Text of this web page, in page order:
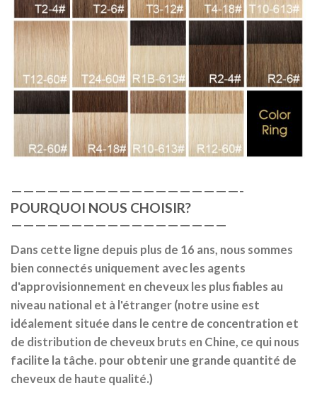
———————————————————-
POURQUOI NOUS CHOISIR?
——————————————————
Dans cette ligne depuis plus de 16 ans, nous sommes
bien connectés uniquement avec les agents
d'approvisionnement en cheveux les plus fiables au
niveau national et à l'étranger (notre usine est
idéalement située dans le centre de concentration et
de distribution de cheveux bruts en Chine, ce qui nous
facilite la tâche. pour obtenir une grande quantité de
cheveux de haute qualité.)